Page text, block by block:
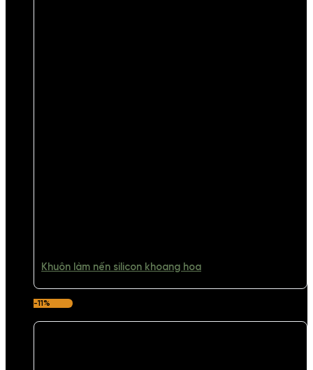
Khuôn làm nến silicon khoang hoa
-11%